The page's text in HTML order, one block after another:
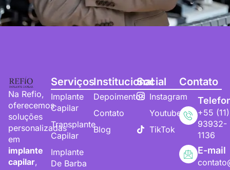
Na Refio,
oferecemos
soluções
personalizadas
em
implante
capilar,
Serviços
Implante
Capilar
Transplante
Capilar
Implante
De Barba
Institucional
Depoimentos
Contato
Blog
Social
Instagram
Youtube
TikTok
Contato
+55 (11)
93932-
1136
E-mail